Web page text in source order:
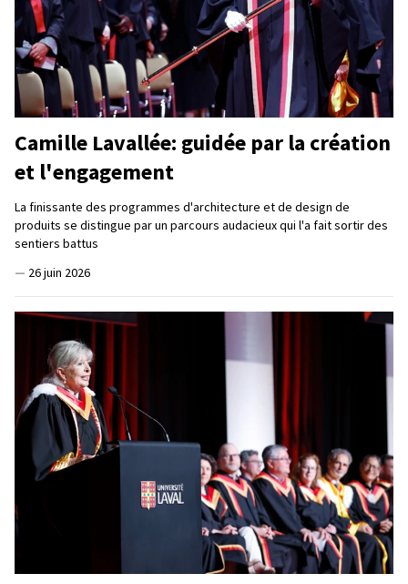
Camille Lavallée: guidée par la création
et l'engagement
La finissante des programmes d'architecture et de design de
produits se distingue par un parcours audacieux qui l'a fait sortir des
sentiers battus
— 26 juin 2026